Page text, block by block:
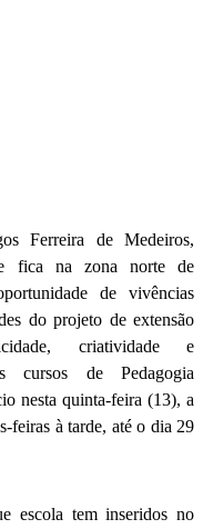
Ferreira de Medeiros,
fica na zona norte de
de vivências
do projeto de extensão
criatividade e
cursos de Pedagogia
nesta quinta-feira (13), a
feiras à tarde, até o dia 29
escola tem inseridos no